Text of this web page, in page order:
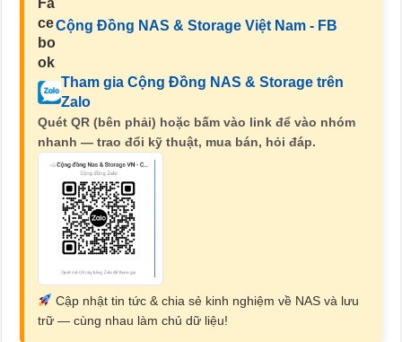
Cộng Đồng NAS & Storage Việt Nam - FB
Tham gia Cộng Đồng NAS & Storage trên
Zalo
Quét QR (bên phải) hoặc bấm vào link để vào nhóm
nhanh — trao đổi kỹ thuật, mua bán, hỏi đáp.
Cập nhật tin tức & chia sẻ kinh nghiệm về NAS và lưu
trữ — cùng nhau làm chủ dữ liệu!